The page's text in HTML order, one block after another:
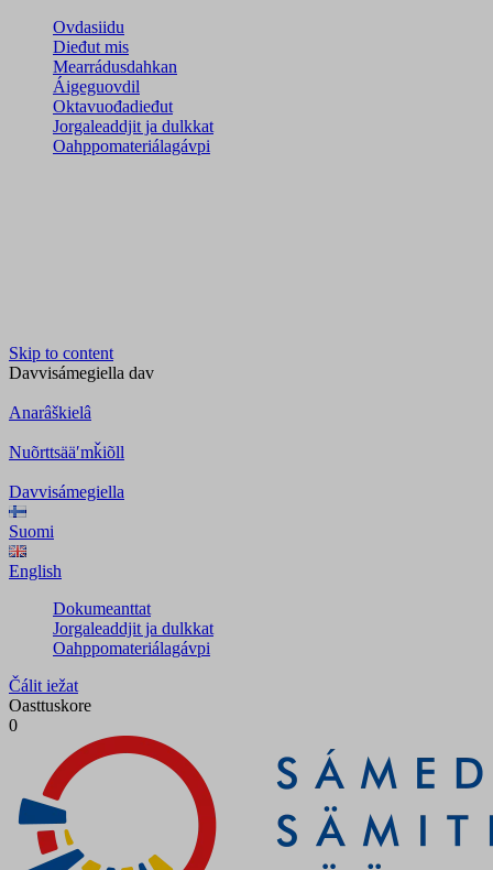
Ovdasiidu
Dieđut mis
Mearrádusdahkan
Áigeguovdil
Oktavuođadieđut
Jorgaleaddjit ja dulkkat
Oahppomateriálagávpi
Skip to content
Davvisámegiella dav
Anarâškielâ
Nuõrttsääʹmǩiõll
Davvisámegiella
Suomi
English
Dokumeanttat
Jorgaleaddjit ja dulkkat
Oahppomateriálagávpi
Čálit iežat
Oasttuskore
0